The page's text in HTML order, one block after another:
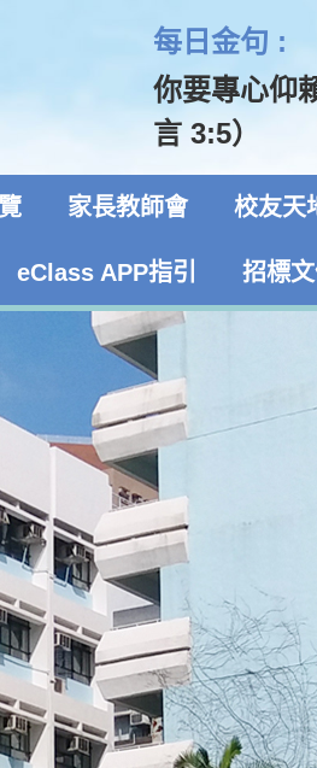
每日金句 :
你要專心仰
言 3:5）
家長教師會 校友天
eClass APP指引 招標